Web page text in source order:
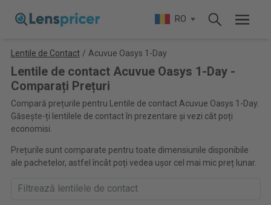
RO
Lentile de Contact / Acuvue Oasys 1-Day
Lentile de contact Acuvue Oasys 1-Day -
Comparați Prețuri
Compară prețurile pentru Lentile de contact Acuvue Oasys 1-Day.
Găsește-ți lentilele de contact în prezentare și vezi cât poți
economisi.
Prețurile sunt comparate pentru toate dimensiunile disponibile
ale pachetelor, astfel încât poți vedea ușor cel mai mic preț lunar.